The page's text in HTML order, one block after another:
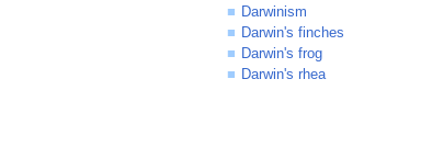
Darwinism
Darwin's finches
Darwin's frog
Darwin's rhea